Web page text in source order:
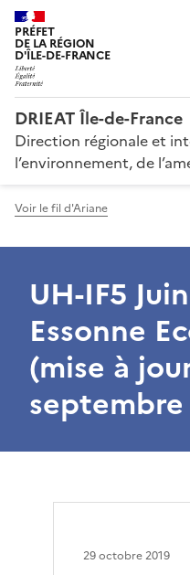
PRÉFET
DE LA RÉGION
D'ÎLE-DE-FRANCE
DRIEAT Île-de-France
Direction régionale et
l’environnement, de
Voir le fil d'Ariane
UH-IF5
Essonne
(mise à
29 octobre 2019